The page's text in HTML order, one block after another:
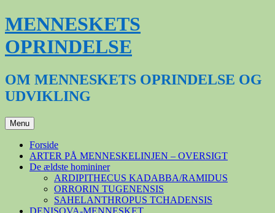
Hop
til
indhold
MENNESKETS
OPRINDELSE
OM MENNESKETS OPRINDELSE OG
UDVIKLING
Menu
Forside
ARTER PÅ MENNESKELINJEN – OVERSIGT
De ældste homininer
ARDIPITHECUS KADABBA/RAMIDUS
ORRORIN TUGENENSIS
SAHELANTHROPUS TCHADENSIS
DENISOVA-MENNESKET